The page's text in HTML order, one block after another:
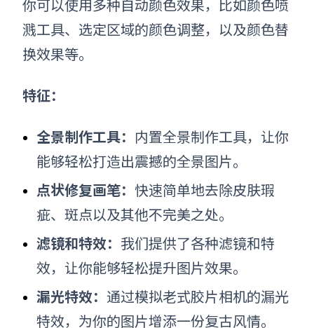
你可以使用多种自动颜色效果，比如颜色喷
溅工具、选定区域的颜色调整，以及颜色替
换效果等。
特征：
全景制作工具： 内置全景制作工具，让你
能够轻松打造出震撼的全景图片。
点状修复画笔： 快速简单地去除皮肤瑕
疵、斑点以及其他不完美之处。
滤镜和特效： 我们提供了各种滤镜和特
效，让你能够轻松提升图片效果。
漏光特效： 通过模拟老式胶片相机的漏光
特效，为你的图片增添一份复古风情。